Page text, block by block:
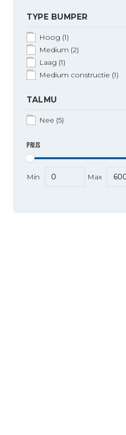
TYPE BUMPER
Hoog (1)
Medium (2)
Laag (1)
Medium constructie (1)
TALMU
Nee (5)
PRIJS
Min Max